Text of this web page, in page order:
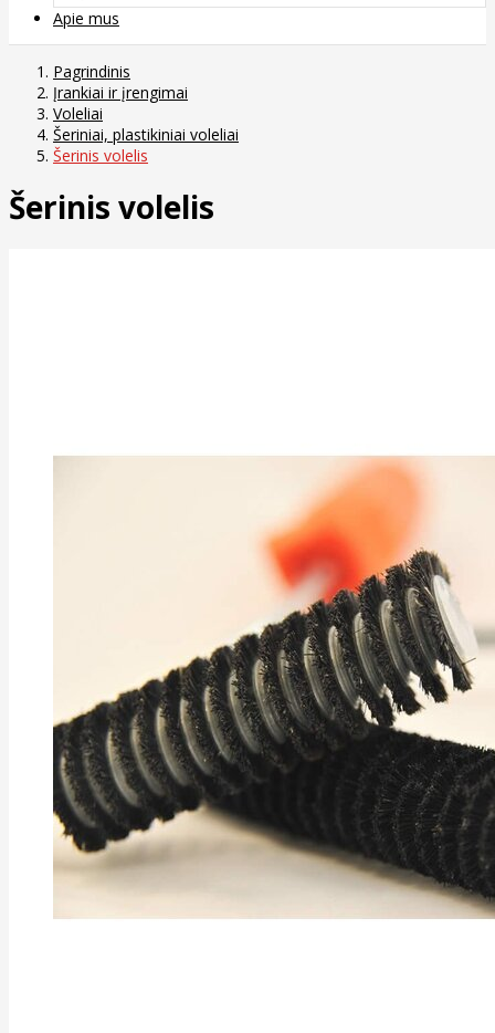
Apie mus
Pagrindinis
Įrankiai ir įrengimai
Voleliai
Šeriniai, plastikiniai voleliai
Šerinis volelis
Šerinis volelis